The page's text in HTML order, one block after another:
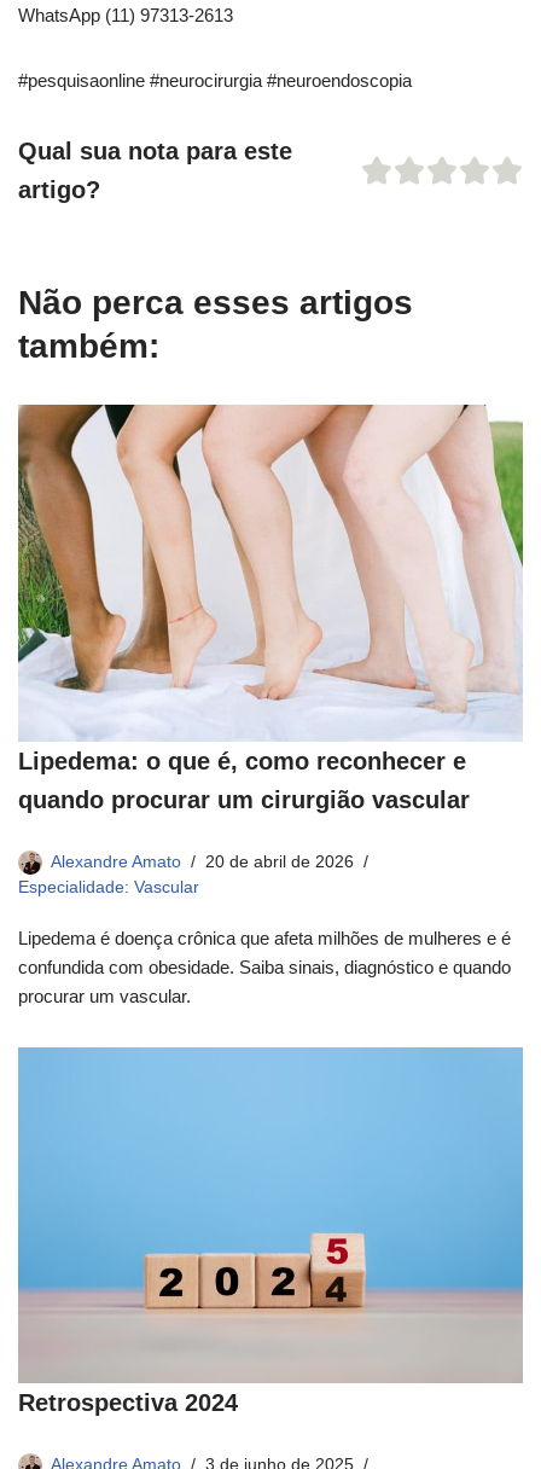
WhatsApp (11) 97313-2613
#pesquisaonline #neurocirurgia #neuroendoscopia
Qual sua nota para este
artigo?
Não perca esses artigos
também:
Lipedema: o que é, como reconhecer e
quando procurar um cirurgião vascular
Alexandre Amato
20 de abril de 2026
Especialidade: Vascular
Lipedema é doença crônica que afeta milhões de mulheres e é
confundida com obesidade. Saiba sinais, diagnóstico e quando
procurar um vascular.
Retrospectiva 2024
Alexandre Amato 3 de junho de 2025